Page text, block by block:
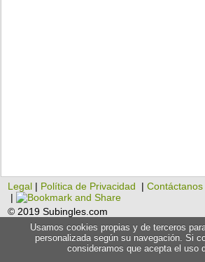
Legal | Política de Privacidad |Contáctanos
|
© 2019 Subingles.com
Usamos cookies propias y de terceros
personalizada según su navegación. Si
consideramos que acepta el uso